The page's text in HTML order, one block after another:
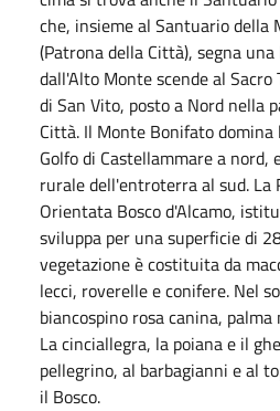
che, insieme al Santuario della
(Patrona della Città), segna
dall'Alto Monte scende al
di San Vito, posto a Nord nella
Città. Il Monte Bonifato
Golfo di Castellammare a
rurale dell'entroterra al sud. La
Orientata Bosco d'Alcamo,
sviluppa per una superficie di
vegetazione è costituita da
lecci, roverelle e conifere. Nel
biancospino rosa canina,
La cinciallegra, la poiana e il
pellegrino, al barbagianni e al
il Bosco.